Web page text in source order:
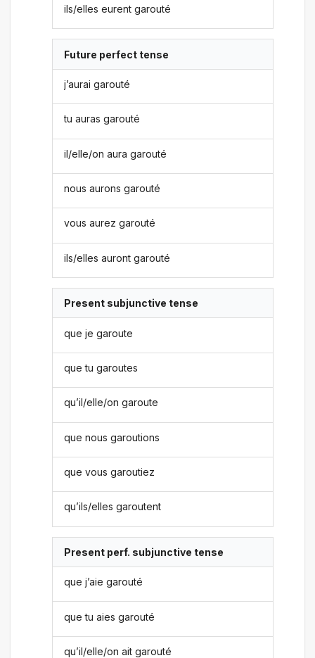
ils/elles eurent garouté
Future perfect tense
j’aurai garouté
tu auras garouté
il/elle/on aura garouté
nous aurons garouté
vous aurez garouté
ils/elles auront garouté
Present subjunctive tense
que je garoute
que tu garoutes
qu’il/elle/on garoute
que nous garoutions
que vous garoutiez
qu’ils/elles garoutent
Present perf. subjunctive tense
que j’aie garouté
que tu aies garouté
qu’il/elle/on ait garouté